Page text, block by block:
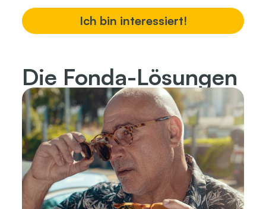
Ich bin interessiert!
Die Fonda-Lösungen